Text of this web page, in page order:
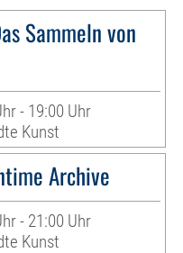
Sammeln von
- 19:00 Uhr
Kunst
Archive
- 21:00 Uhr
Kunst